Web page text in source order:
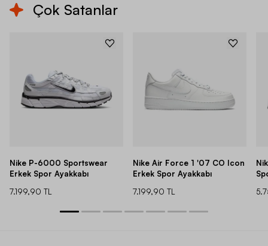
Çok Satanlar
Nike P-6000 Sportswear
Erkek Spor Ayakkabı
7.199,90 TL
Nike Air Force 1 '07 CO Icon
Erkek Spor Ayakkabı
7.199,90 TL